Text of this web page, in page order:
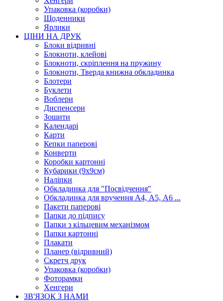
Упаковка (коробки)
Щоденники
Ярлики
ЦІНИ НА ДРУК
Блоки відривні
Блокноти, клейові
Блокноти, скріплення на пружину
Блокноти, Тверда книжна обкладинка
Блотери
Буклети
Воблери
Диспенсери
Зошити
Календарі
Карти
Кепки паперові
Конверти
Коробки картонні
Кубарики (9х9см)
Наліпки
Обкладинка для "Посвідчення"
Обкладинка для вручення А4, А5, А6 ...
Пакети паперові
Папки до підпису
Папки з кільцевим механізмом
Папки картонні
Плакати
Планер (відривний)
Скретч друк
Упаковка (коробки)
Фоторамки
Хенгери
ЗВ'ЯЗОК З НАМИ